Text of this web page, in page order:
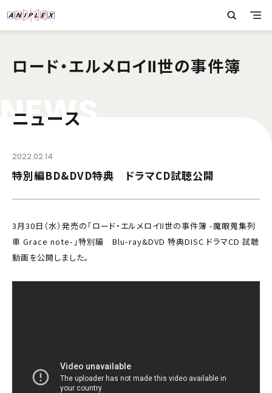
ロード・エルメロイⅡ世の事件簿
NEWS
ニュース
2022.02.14
特別編BD&DVD特典 ドラマCD試聴公開
3月30日（水）発売の「ロード・エルメロイⅡ世の事件簿 -魔眼蒐集列
車 Grace note-」特別編 Blu-ray&DVD 特典DISC ドラマCD 試聴
動画を公開しました。